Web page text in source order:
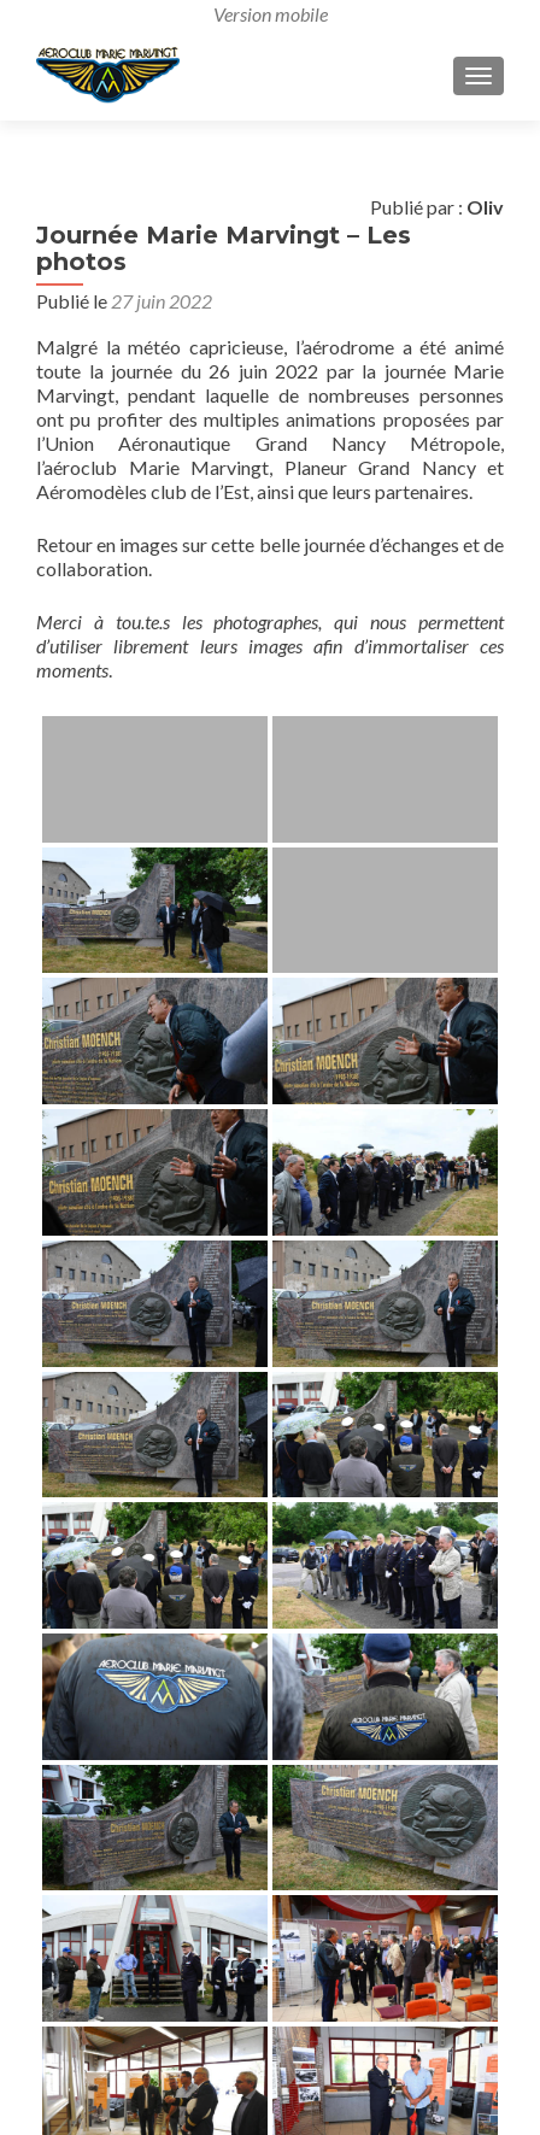
Publié par : Oliv
Journée Marie Marvingt – Les
photos
Publié le 27 juin 2022
Malgré la météo capricieuse, l’aérodrome a été animé
toute la journée du 26 juin 2022 par la journée Marie
Marvingt, pendant laquelle de nombreuses personnes
ont pu profiter des multiples animations proposées par
l’Union Aéronautique Grand Nancy Métropole,
l’aéroclub Marie Marvingt, Planeur Grand Nancy et
Aéromodèles club de l’Est, ainsi que leurs partenaires.
Retour en images sur cette belle journée d’échanges et de
collaboration.
Merci à tou.te.s les photographes, qui nous permettent
d’utiliser librement leurs images afin d’immortaliser ces
moments.